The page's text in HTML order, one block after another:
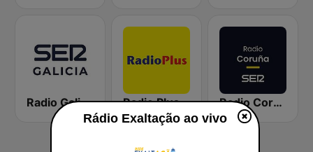
Radio Galicia SER Radio Plus Radio Coruña SER
Rádio Exaltação ao vivo